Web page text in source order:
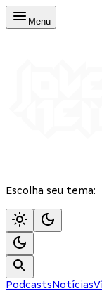
Menu
Escolha seu tema:
PodcastsNotícias